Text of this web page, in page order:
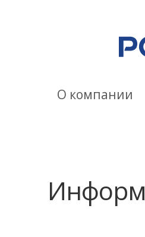
О компании